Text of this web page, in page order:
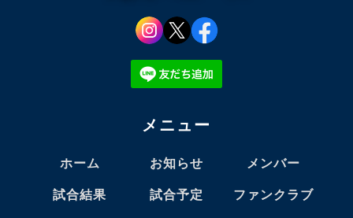
メニュー
ホーム お知らせ メンバー
試合結果 試合予定 ファンクラブ